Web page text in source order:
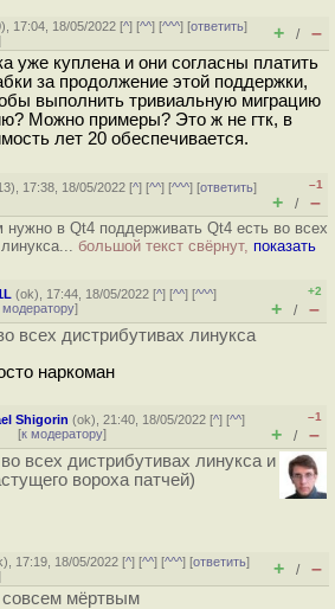
), 17:04, 18/05/2022 [^] [^^] [^^^] [ответить]
+ / –
уже куплена и они согласны платить
за продолжение этой поддержки,
выполнить тривиальную миграцию
Можно примеры? Это ж не гтк, в
лет 20 обеспечивается.
), 17:38, 18/05/2022 [^] [^^] [^^^] [ответить]
–1
+ / –
нужно в Qt4 поддерживать Qt4 есть во всех
большой текст свёрнут, показать
(ok), 17:44, 18/05/2022 [^] [^^] [^^^]
модератору]
+2
+ / –
всех дистрибутивах линукса
наркоман
Shigorin (ok), 21:40, 18/05/2022 [^] [^^]
[к модератору]
–1
+ / –
всех дистрибутивах линукса и
вороха патчей)
), 17:19, 18/05/2022 [^] [^^] [^^^] [ответить]
+ / –
совсем мёртвым